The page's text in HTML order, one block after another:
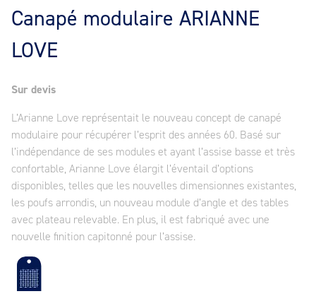
Canapé modulaire ARIANNE
LOVE
Sur devis
L’Arianne Love représentait le nouveau concept de canapé
modulaire pour récupérer l’esprit des années 60. Basé sur
l’indépendance de ses modules et ayant l’assise basse et très
confortable, Arianne Love élargit l’éventail d’options
disponibles, telles que les nouvelles dimensionnes existantes,
les poufs arrondis, un nouveau module d’angle et des tables
avec plateau relevable. En plus, il est fabriqué avec une
nouvelle finition capitonné pour l’assise.